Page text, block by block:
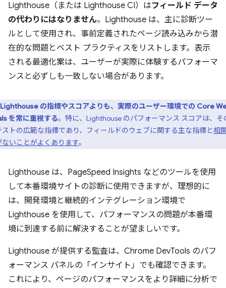
Lighthouse（または Lighthouse CI）はフィールド データ
の代わりにはなりません。Lighthouse は、主に診断ツー
ルとして使用され、事前定義されたページ読み込みから潜
在的な問題とベスト プラクティスをリストします。表示
される最適化案は、ユーザーが実際に体験するパフォーマ
ンスと必ずしも一致しない場合があります。
Lighthouse の指標やスコアよりも、実際のユーザー環境での Core
を常に重視する。特に、Lighthouse のパフォーマンス スコアは、そ
ストの広範な指標であり、フィールドのウェブに関する主な指標と相
ないことがよくあります。
Lighthouse は、PageSpeed Insights などのツールを使用
して本番環境サイトの診断に使用できますが、理想的に
は、開発環境と継続的インテグレーション環境で
Lighthouse を使用して、パフォーマンスの問題が本番環
境に到達する前に解決することが望ましいです。
Lighthouse が提供する監査は、Chrome DevTools のパフ
ォーマンス パネルの「インサイト」でも確認できます。
これにより、ページのパフォーマンスをより詳細に分析で